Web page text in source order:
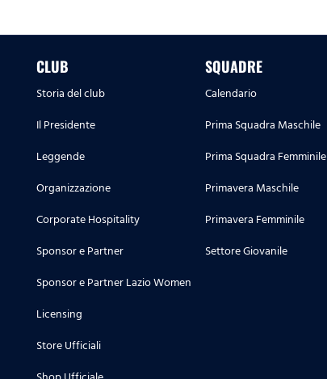
CLUB
Storia del club
Il Presidente
Leggende
Organizzazione
Corporate Hospitality
Sponsor e Partner
Sponsor e Partner Lazio Women
Licensing
Store Ufficiali
SQUADRE
Calendario
Prima Squadra Maschile
Prima Squadra Femminile
Primavera Maschile
Primavera Femminile
Settore Giovanile